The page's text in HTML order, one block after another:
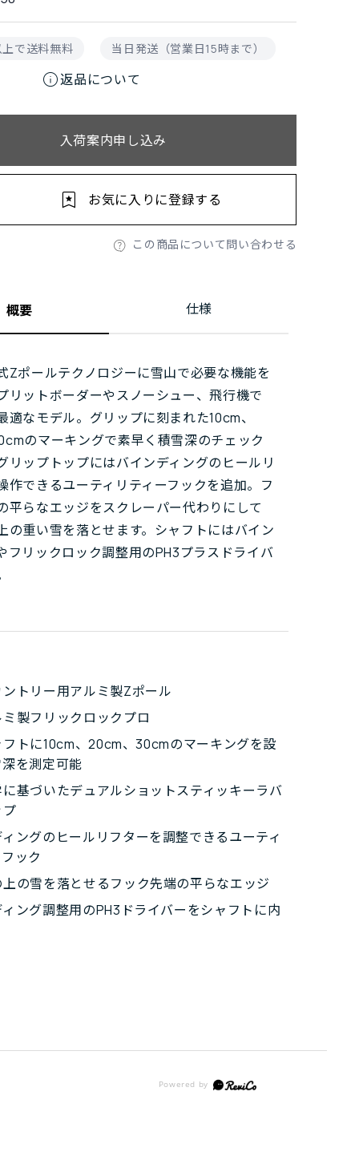
で送料無料 当日発送（営業日15時まで）
info返品について
入荷案内申し込み
この商品について問い合わせる
お気に入りに登録する
概要 仕様
Zポールテクノロジーに雪山で必要な機能を
リットボーダーやスノーシュー、飛行機で
適なモデル。グリップに刻まれた10cm、
のマーキングで素早く積雪深のチェック
リップトップにはバインディングのヒールリ
作できるユーティリティーフックを追加。フ
平らなエッジをスクレーパー代わりにして
の重い雪を落とせます。シャフトにはバイン
フリックロック調整用のPH3プラスドライバ
トリー用アルミ製Zポール
製フリックロックプロ
トに10cm、20cm、30cmのマーキングを設
を測定可能
基づいたデュアルショットスティッキーラバ
ングのヒールリフターを調整できるユーティ
ック
の雪を落とせるフック先端の平らなエッジ
ング調整用のPH3ドライバーをシャフトに内